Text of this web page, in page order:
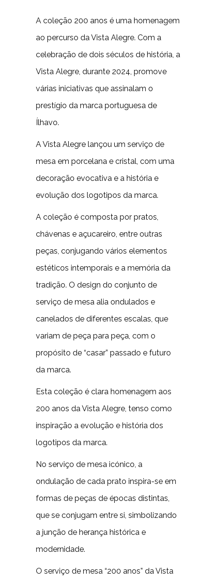
A coleção 200 anos é uma homenagem
ao percurso da Vista Alegre. Com a
celebração de dois séculos de história, a
Vista Alegre, durante 2024, promove
várias iniciativas que assinalam o
prestígio da marca portuguesa de
Ílhavo.
A Vista Alegre lançou um serviço de
mesa em porcelana e cristal, com uma
decoração evocativa e a história e
evolução dos logotipos da marca.
A coleção é composta por pratos,
chávenas e açucareiro, entre outras
peças, conjugando vários elementos
estéticos intemporais e a memória da
tradição. O design do conjunto de
serviço de mesa alia ondulados e
canelados de diferentes escalas, que
variam de peça para peça, com o
propósito de “casar” passado e futuro
da marca.
Esta coleção é clara homenagem aos
200 anos da Vista Alegre, tenso como
inspiração a evolução e história dos
logotipos da marca.
No serviço de mesa icónico, a
ondulação de cada prato inspira-se em
formas de peças de épocas distintas,
que se conjugam entre si, simbolizando
a junção de herança histórica e
modernidade.
O serviço de mesa “200 anos” da Vista